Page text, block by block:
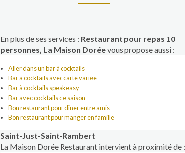
En plus de ses services : Restaurant pour repas 10
personnes, La Maison Doréevous propose aussi :
Aller dans un bar à cocktails
Bar à cocktails avec carte variée
Bar à cocktails speakeasy
Bar avec cocktails de saison
Bon restaurant pour dîner entre amis
Bon restaurant pour manger en famille
Saint-Just-Saint-Rambert
La Maison Dorée Restaurant intervient à proximité de :